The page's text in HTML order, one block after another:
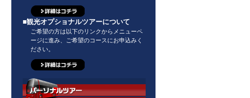
■観光オプショナルツアーについて
ご希望の方は以下のリンクからメニューペ
ージに進み、ご希望のコースにお申込みく
ださい。